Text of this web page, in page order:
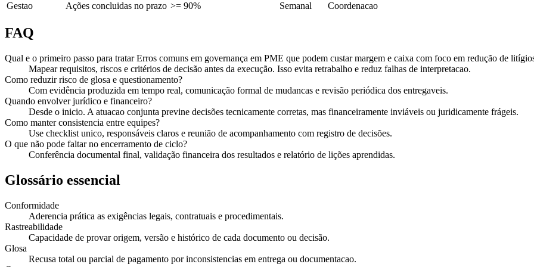
Gestao Ações concluidas no prazo >= 90% Semanal Coordenacao
FAQ
Qual e o primeiro passo para tratar Erros comuns em governança em PME que podem custar margem e caixa com foco em redução de
Mapear requisitos, riscos e critérios de decisão antes da execução. Isso evita retrabalho e reduz falhas de interpretacao.
Como reduzir risco de glosa e questionamento?
Com evidência produzida em tempo real, comunicação formal de mudancas e revisão periódica dos entregaveis.
Quando envolver jurídico e financeiro?
Desde o inicio. A atuacao conjunta previne decisões tecnicamente corretas, mas financeiramente inviáveis ou juridicamente frágeis.
Como manter consistencia entre equipes?
Use checklist unico, responsáveis claros e reunião de acompanhamento com registro de decisões.
O que não pode faltar no encerramento de ciclo?
Conferência documental final, validação financeira dos resultados e relatório de lições aprendidas.
Glossário essencial
Conformidade
Aderencia prática as exigências legais, contratuais e procedimentais.
Rastreabilidade
Capacidade de provar origem, versão e histórico de cada documento ou decisão.
Glosa
Recusa total ou parcial de pagamento por inconsistencias em entrega ou documentacao.